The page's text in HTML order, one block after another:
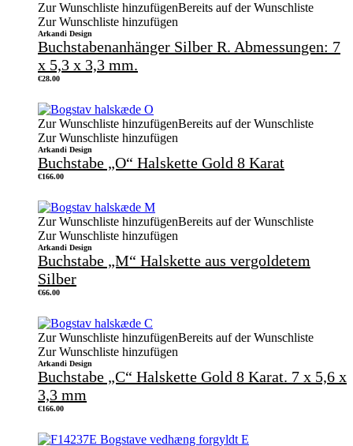
Zur Wunschliste hinzufügenBereits auf der Wunschliste
Zur Wunschliste hinzufügen
Arkandi Design
Buchstabenanhänger Silber R. Abmessungen: 7
x 5,3 x 3,3 mm.
€28.00
Zur Wunschliste hinzufügenBereits auf der Wunschliste
Zur Wunschliste hinzufügen
Arkandi Design
Buchstabe „O“ Halskette Gold 8 Karat
€166.00
Zur Wunschliste hinzufügenBereits auf der Wunschliste
Zur Wunschliste hinzufügen
Arkandi Design
Buchstabe „M“ Halskette aus vergoldetem
Silber
€66.00
Zur Wunschliste hinzufügenBereits auf der Wunschliste
Zur Wunschliste hinzufügen
Arkandi Design
Buchstabe „C“ Halskette Gold 8 Karat. 7 x 5,6 x
3,3 mm
€166.00